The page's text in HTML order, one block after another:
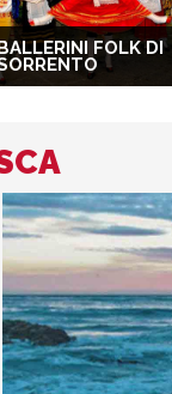
FOLK DI